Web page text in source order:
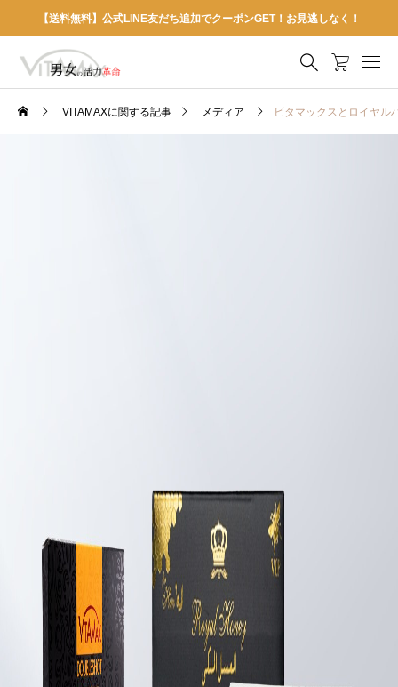
【送料無料】公式LINE友だち追加でクーポンGET！お見逃しなく！
VITAMAXに関する記事 メディア ビタマックスとロイヤル